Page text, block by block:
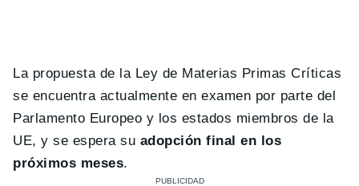
La propuesta de la Ley de Materias Primas Críticas
se encuentra actualmente en examen por parte del
Parlamento Europeo y los estados miembros de la
UE, y se espera su adopción final en los
próximos meses.